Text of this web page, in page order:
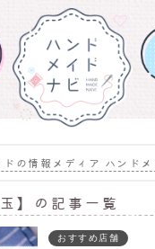
の情報メディア ハンドメ
】の記事一覧
おすすめ店舗